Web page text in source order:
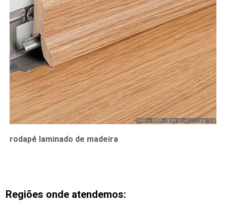
rodapé laminado de madeira
Regiões onde atendemos: